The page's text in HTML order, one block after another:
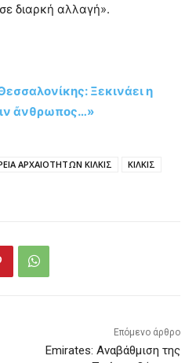
διαρκή αλλαγή».
Ξεκινάει η
ἄνθρωπος…»
ΑΡΧΑΙΟΤΗΤΩΝ ΚΙΛΚΙΣ
ΚΙΛΚΙΣ
Επόμενο άρθρο
Emirates: Αναβάθμιση της